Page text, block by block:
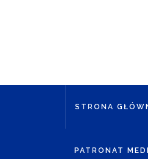
STRONA
PATRONAT